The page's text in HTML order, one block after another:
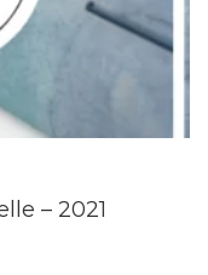
– 2021